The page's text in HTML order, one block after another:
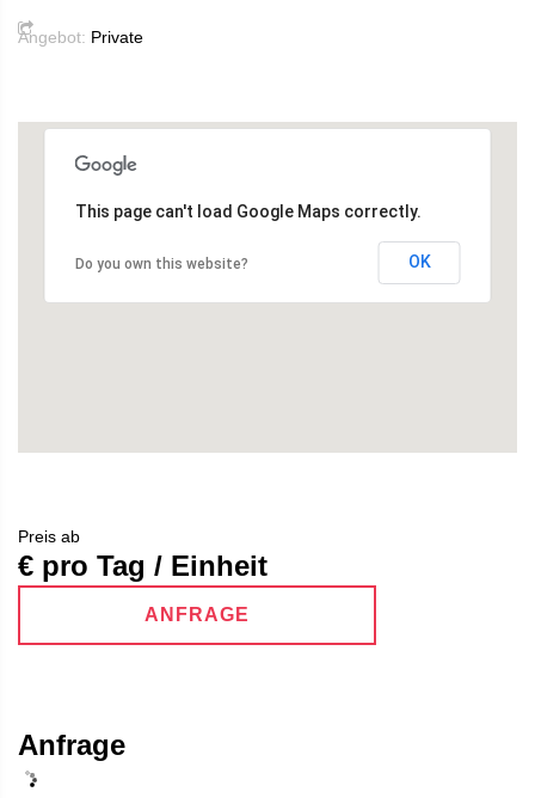
Angebot: Private
This page can't load Google Maps correctly.
Do you own this website? OK
Preis ab
€ pro Tag / Einheit
ANFRAGE
Anfrage